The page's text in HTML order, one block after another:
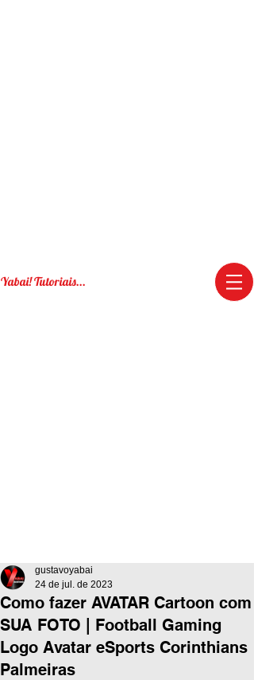
Yabai! Tutoriais...
Como fazer AVATAR Cartoon com
SUA FOTO | Football Gaming
Logo Avatar eSports Corinthians
Palmeiras
gustavoyabai
24 de jul. de 2023